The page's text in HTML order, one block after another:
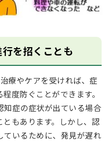
を招くことも
療やケアを受ければ、症
度防ぐことができます。
知症の症状が出ている場合
もあります。しかし、認
いるために、発見が遅れ